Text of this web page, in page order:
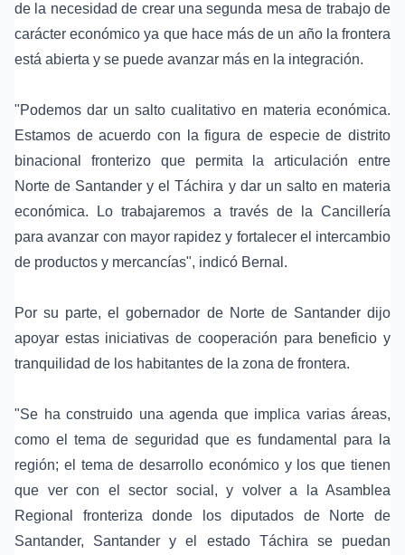
de la necesidad de crear una segunda mesa de trabajo de
carácter económico ya que hace más de un año la frontera
está abierta y se puede avanzar más en la integración.
"Podemos dar un salto cualitativo en materia económica.
Estamos de acuerdo con la figura de especie de distrito
binacional fronterizo que permita la articulación entre
Norte de Santander y el Táchira y dar un salto en materia
económica. Lo trabajaremos a través de la Cancillería
para avanzar con mayor rapidez y fortalecer el intercambio
de productos y mercancías", indicó Bernal.
Por su parte, el gobernador de Norte de Santander dijo
apoyar estas iniciativas de cooperación para beneficio y
tranquilidad de los habitantes de la zona de frontera.
"Se ha construido una agenda que implica varias áreas,
como el tema de seguridad que es fundamental para la
región; el tema de desarrollo económico y los que tienen
que ver con el sector social, y volver a la Asamblea
Regional fronteriza donde los diputados de Norte de
Santander, Santander y el estado Táchira se puedan